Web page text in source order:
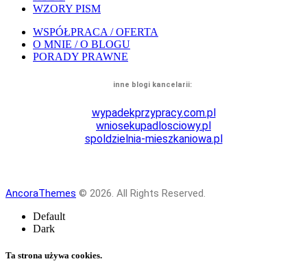
WZORY PISM
WSPÓŁPRACA / OFERTA
O MNIE / O BLOGU
PORADY PRAWNE
inne blogi kancelarii:
wypadekprzypracy.com.pl
wniosekupadlosciowy.pl
spoldzielnia-mieszkaniowa.pl
AncoraThemes © 2026. All Rights Reserved.
Default
Dark
Ta strona używa cookies.